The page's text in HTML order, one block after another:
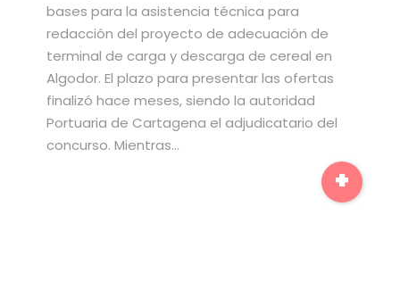
bases para la asistencia técnica para
redacción del proyecto de adecuación de
terminal de carga y descarga de cereal en
Algodor. El plazo para presentar las ofertas
finalizó hace meses, siendo la autoridad
Portuaria de Cartagena el adjudicatario del
concurso. Mientras…
+